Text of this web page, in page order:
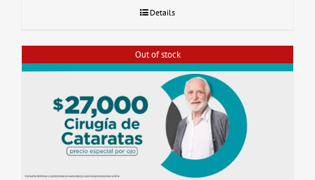
Details
Out of stock